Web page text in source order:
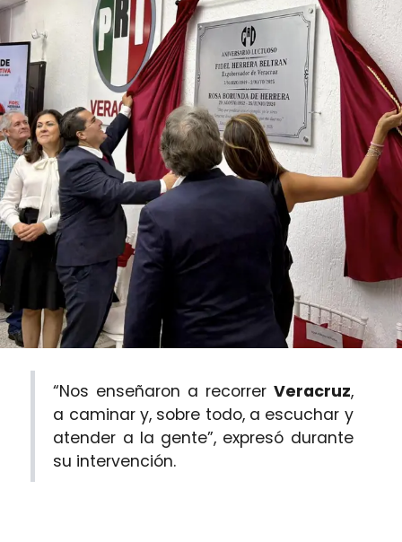
“Nos enseñaron a recorrer Veracruz,
a caminar y, sobre todo, a escuchar y
atender a la gente”, expresó durante
su intervención.